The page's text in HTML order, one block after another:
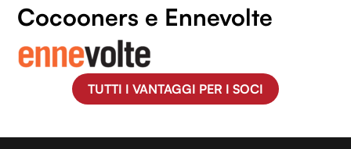
Cocooners e Ennevolte
TUTTI I VANTAGGI PER I SOCI